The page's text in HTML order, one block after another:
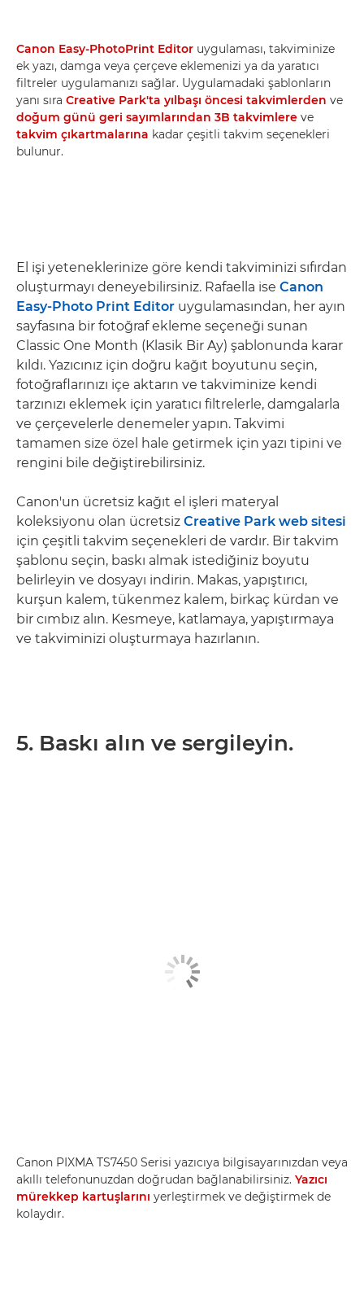
Canon Easy-PhotoPrint Editor uygulaması, takviminize
ek yazı, damga veya çerçeve eklemenizi ya da yaratıcı
filtreler uygulamanızı sağlar. Uygulamadaki şablonların
yanı sıra Creative Park'ta yılbaşı öncesi takvimlerden ve
doğum günü geri sayımlarından 3B takvimlere ve
takvim çıkartmalarına kadar çeşitli takvim seçenekleri
bulunur.
El işi yeteneklerinize göre kendi takviminizi sıfırdan
oluşturmayı deneyebilirsiniz. Rafaella ise Canon
Easy-Photo Print Editor uygulamasından, her ayın
sayfasına bir fotoğraf ekleme seçeneği sunan
Classic One Month (Klasik Bir Ay) şablonunda karar
kıldı. Yazıcınız için doğru kağıt boyutunu seçin,
fotoğraflarınızı içe aktarın ve takviminize kendi
tarzınızı eklemek için yaratıcı filtrelerle, damgalarla
ve çerçevelerle denemeler yapın. Takvimi
tamamen size özel hale getirmek için yazı tipini ve
rengini bile değiştirebilirsiniz.
Canon'un ücretsiz kağıt el işleri materyal
koleksiyonu olan ücretsiz Creative Park web sitesi
için çeşitli takvim seçenekleri de vardır. Bir takvim
şablonu seçin, baskı almak istediğiniz boyutu
belirleyin ve dosyayı indirin. Makas, yapıştırıcı,
kurşun kalem, tükenmez kalem, birkaç kürdan ve
bir cımbız alın. Kesmeye, katlamaya, yapıştırmaya
ve takviminizi oluşturmaya hazırlanın.
5. Baskı alın ve sergileyin.
Canon PIXMA TS7450 Serisi yazıcıya bilgisayarınızdan veya
akıllı telefonunuzdan doğrudan bağlanabilirsiniz. Yazıcı
mürekkep kartuşlarını yerleştirmek ve değiştirmek de
kolaydır.